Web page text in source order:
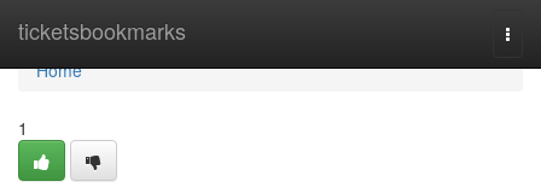
ticketsbookmarks
Home
Home
1